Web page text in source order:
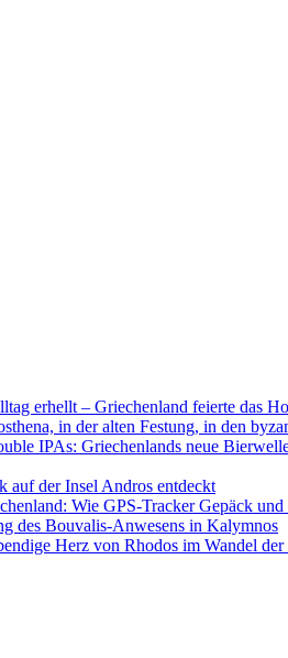
erhellt – Griechenland feierte das
in der alten Festung, in den
IPAs: Griechenlands neue
auf der Insel Andros entdeckt
Wie GPS-Tracker Gepäck und
des Bouvalis-Anwesens in Kalymnos
Herz von Rhodos im Wandel